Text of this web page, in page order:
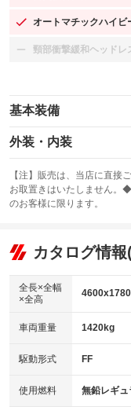
オートマチックハイビ
：装備あり
頸部衝撃緩和ヘッドレ
：装備なし
基本装備
エアバッグ：運転席/助
：装備あり
：装備なし
サンルーフ
：装備あり
リフトアップ
：装備なし
：装備なし
パワーウィンドウ
アイドリングストップ
：装備あり
USB入力端子
：装備あり
100V電源
：装備あり
外装・内装
カーナビ：メモリーナ
：装備あり
TV：フルセグ
：装備あり
ビジュアル
：装備なし
：装備あり
革シート
キーレス
HID(キセノンライト)
：装備なし
バックカメラ
：装備あり
【注】販売は、当店に直
お取置きはいたしません。
のお客様に限ります。
カタログ情
全長×全幅
×全高
車両重量 1420kg
駆動形式 FF
使用燃料 無鉛レギ